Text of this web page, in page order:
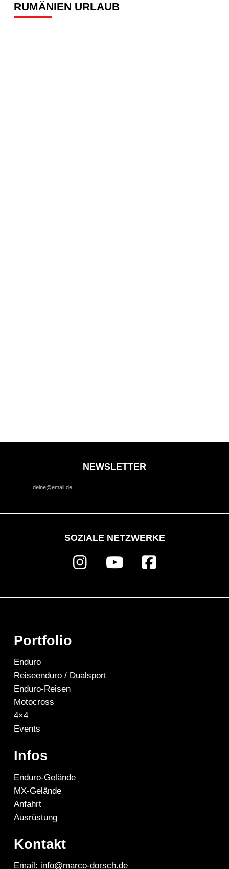
RUMÄNIEN URLAUB
NEWSLETTER
SOZIALE NETZWERKE
Portfolio
Enduro
Reiseenduro / Dualsport
Enduro-Reisen
Motocross
4×4
Events
Infos
Enduro-Gelände
MX-Gelände
Anfahrt
Ausrüstung
Kontakt
Email: info@marco-dorsch.de